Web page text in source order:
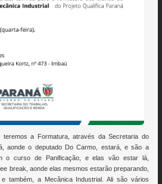
a Formatura, através da Secretaria do
aonde o deputado Do Carmo, estará, e são a
o curso de Panificação, e elas vão estar lá,
break, aonde elas mesmos estarão preparando,
também, a Mecânica Industrial. Ali são vários